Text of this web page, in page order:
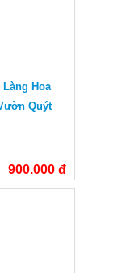
Hoa
Quýt
900.000 đ